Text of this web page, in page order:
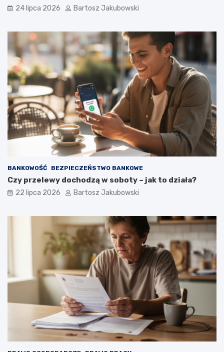
24 lipca 2026 Bartosz Jakubowski
BANKOWOŚĆ BEZPIECZEŃSTWO BANKOWE
Czy przelewy dochodzą w soboty – jak to działa?
22 lipca 2026 Bartosz Jakubowski